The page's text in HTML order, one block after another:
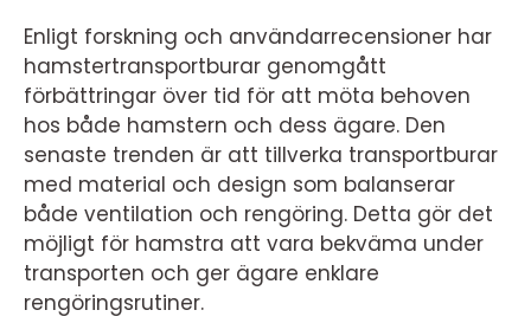
Enligt forskning och användarrecensioner har
hamstertransportburar genomgått
förbättringar över tid för att möta behoven
hos både hamstern och dess ägare. Den
senaste trenden är att tillverka transportburar
med material och design som balanserar
både ventilation och rengöring. Detta gör det
möjligt för hamstra att vara bekväma under
transporten och ger ägare enklare
rengöringsrutiner.